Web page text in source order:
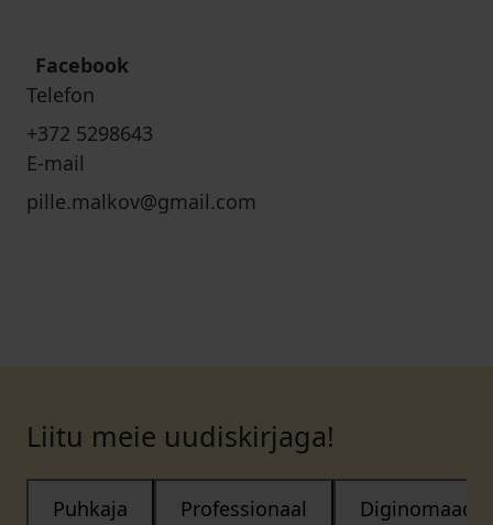
Facebook
Telefon
+372 5298643
E-mail
pille.malkov@gmail.com
Liitu meie uudiskirjaga!
Puhkaja Professionaal Diginomaad